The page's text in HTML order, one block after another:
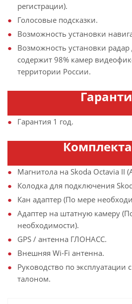
регистрации).
Голосовые подсказки.
Возможность установки
Возможность установки радар
содержит 98% камер
территории России.
Гарантия 1 год.
Магнитола на Skoda Octavia II
Колодка для подключения
Кан адаптер (По мере
Адаптер на штатную камеру
необходимости).
GPS / антенна ГЛОНАСС.
Внешняя Wi-Fi антенна.
Руководство по эксплуатации
талоном.